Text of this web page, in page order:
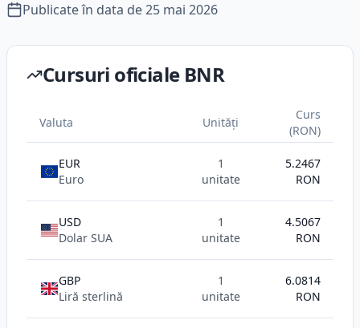
Publicate în data de25 mai 2026
Cursuri oficiale BNR
Valuta Unități
Curs
(RON)
EUR
Euro
1
unitate
5.2467
RON
USD
Dolar SUA
1
unitate
4.5067
RON
GBP
Liră sterlină
1
unitate
6.0814
RON